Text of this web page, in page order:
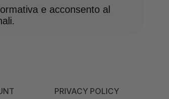
e acconsento al
PRIVACY POLICY